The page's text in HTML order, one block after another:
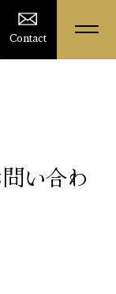
Contact
い合わ